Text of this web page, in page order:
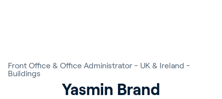
Front Office & Office Administrator - UK & Ireland -
Buildings
Yasmin Brand